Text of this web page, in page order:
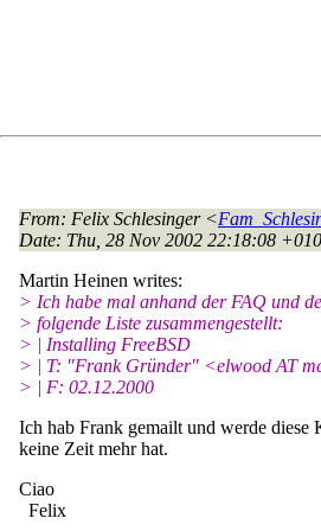
From: Felix Schlesinger <
Date: Thu, 28 Nov 2002 22:18:08
Martin Heinen writes:
> Ich habe mal anhand der FAQ und
> folgende Liste zusammengestellt:
> | Installing FreeBSD
> | T: "Frank Gründer" <elwood AT
> | F: 02.12.2000
Ich hab Frank gemailt und werde diese
keine Zeit mehr hat.
Ciao
Felix